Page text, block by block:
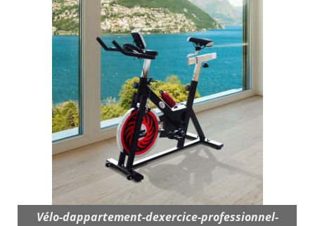
Vélo-dappartement-dexercice-professionnel-